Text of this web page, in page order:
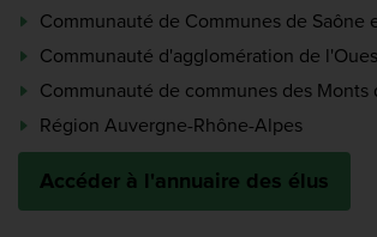
Communauté de Communes de Saône
Communauté d'agglomération de
Communauté de communes des Monts
Région Auvergne-Rhône-Alpes
Accéder à l'annuaire des élus